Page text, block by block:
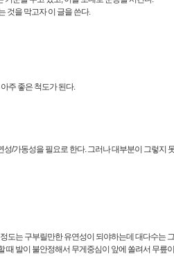
것을 막고자 이 글을 쓴다.
주 좋은 척도가 된다.
/가동성을 필요로 한다. 그러나 대부분이 그렇지
도는 구부릴만한 유연성이 되야하는데 대다수는
발이 불안정해서 무게중심이 앞에 쏠려서 무릎